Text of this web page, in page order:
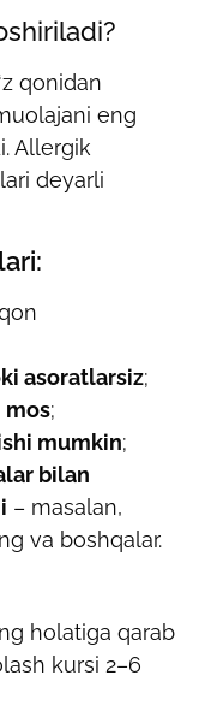
qonidan
eng
Allergik
deyarli
asoratlarsiz;
mos;
mumkin;
bilan
– masalan,
va boshqalar.
holatiga qarab
kursi 2–6